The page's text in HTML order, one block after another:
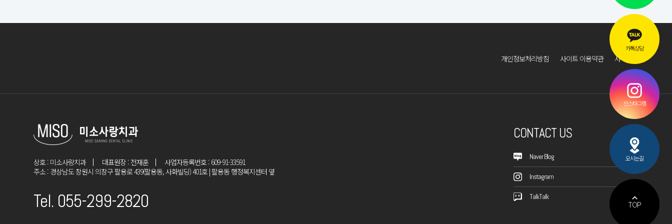
카톡상담
인스타그램
오시는길
TOP
개인정보처리방침 사이트 이용약관 사이트맵
상호 : 미소사랑치과 대표원장 : 전재훈
사업자등록번호 : 609-91-33591
주소 : 경상남도 창원시 의창구 팔용로 439(팔용동, 사화빌딩) 401호 | 팔용동 행정복지센터 옆
Tel. 055-299-2820
CONTACT US
Naver Blog
Instagram
TalkTalk